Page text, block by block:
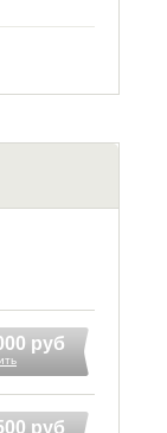
руб
руб